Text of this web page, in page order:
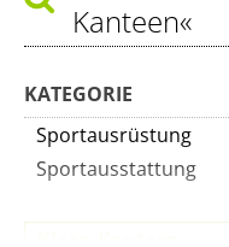
Kanteen«
KATEGORIE
Sportausrüstung
Sportausstattung